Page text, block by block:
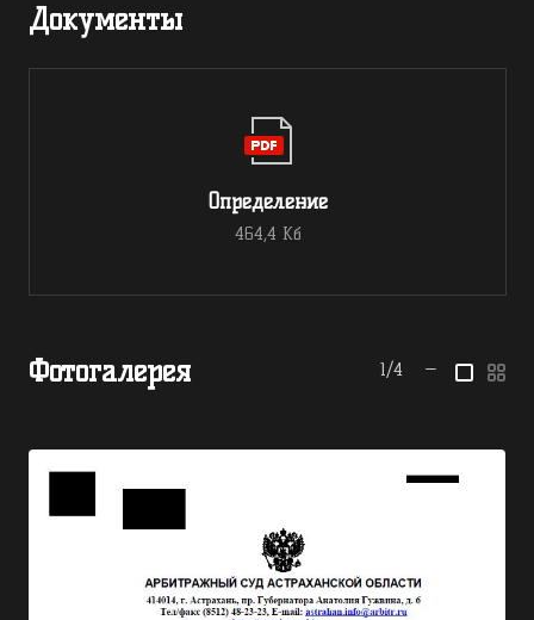
Документы
Определение
464,4 Кб
Фотогалерея 1/4 —